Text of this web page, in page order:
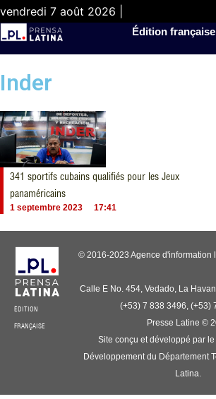
vendredi 7 août 2026 |
Édition française
Inder
341 sportifs cubains qualifiés pour les Jeux
panaméricains
1 septembre 2023 17:41
ÉDITION
FRANÇAISE
© 2016-2023 Agence d'information
Calle E No. 454, Vedado, La
(+53) 7 838 3496, (+53)
Presse Latine ©
Site conçu et développé par
Développement du Département
Latina.